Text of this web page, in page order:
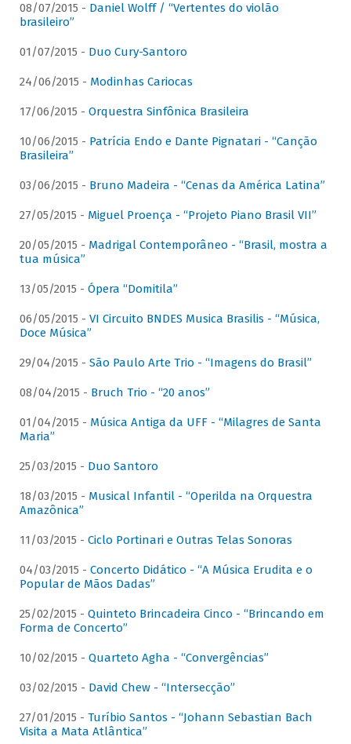
08/07/2015 - Daniel Wolff / “Vertentes do violão
brasileiro”
01/07/2015 - Duo Cury-Santoro
24/06/2015 - Modinhas Cariocas
17/06/2015 - Orquestra Sinfônica Brasileira
10/06/2015 - Patrícia Endo e Dante Pignatari - “Canção
Brasileira”
03/06/2015 - Bruno Madeira - “Cenas da América Latina”
27/05/2015 - Miguel Proença - “Projeto Piano Brasil VII”
20/05/2015 - Madrigal Contemporâneo - “Brasil, mostra a
tua música”
13/05/2015 - Ópera “Domitila”
06/05/2015 - VI Circuito BNDES Musica Brasilis - “Música,
Doce Música”
29/04/2015 - São Paulo Arte Trio - “Imagens do Brasil”
08/04/2015 - Bruch Trio - “20 anos”
01/04/2015 - Música Antiga da UFF - “Milagres de Santa
Maria”
25/03/2015 - Duo Santoro
18/03/2015 - Musical Infantil - “Operilda na Orquestra
Amazônica”
11/03/2015 - Ciclo Portinari e Outras Telas Sonoras
04/03/2015 - Concerto Didático - “A Música Erudita e o
Popular de Mãos Dadas”
25/02/2015 - Quinteto Brincadeira Cinco - “Brincando em
Forma de Concerto”
10/02/2015 - Quarteto Agha - “Convergências”
03/02/2015 - David Chew - “Intersecção”
27/01/2015 - Turíbio Santos - “Johann Sebastian Bach
Visita a Mata Atlântica”